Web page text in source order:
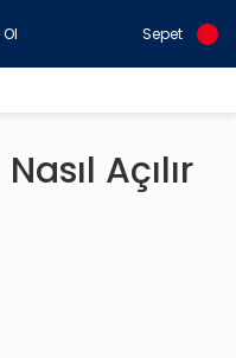
Sepet
Açılır